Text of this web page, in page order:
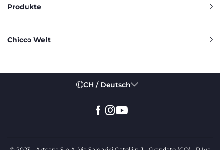
Produkte
Chicco Welt
CH / Deutsch